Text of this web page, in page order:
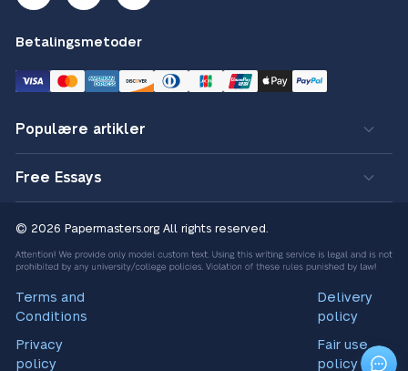
Betalingsmetoder
Populære artikler
Free Essays
© 2026 Papermasters.org All rights reserved.
Terms and
Conditions
Privacy
policy
Delivery
policy
Fair use
policy